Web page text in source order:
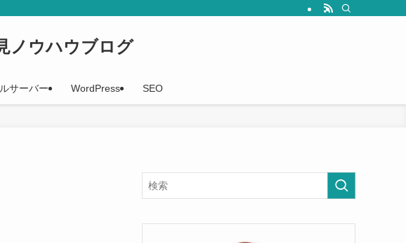
つ、分かりやすい記事を随時配信していきます。
ノウハウブログ
サーバー WordPress SEO